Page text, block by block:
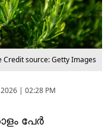
Credit source: Getty Images
| 02:28 PM
പേർ